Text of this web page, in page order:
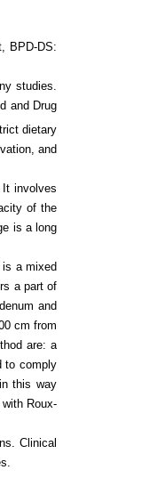
BPD-DS:
studies.
and Drug
dietary
and
involves
of the
is a long
a mixed
a part of
and
cm from
are: a
to comply
this way
Roux-
Clinical